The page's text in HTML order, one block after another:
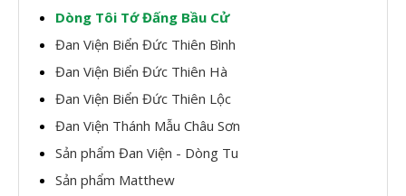
Dòng Tôi Tớ Đấng Bầu Cử
Đan Viện Biển Đức Thiên Bình
Đan Viện Biển Đức Thiên Hà
Đan Viện Biển Đức Thiên Lộc
Đan Viện Thánh Mẫu Châu Sơn
Sản phẩm Đan Viện - Dòng Tu
Sản phẩm Matthew